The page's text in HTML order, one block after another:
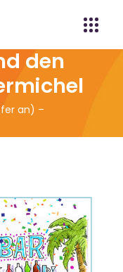
den
an) –